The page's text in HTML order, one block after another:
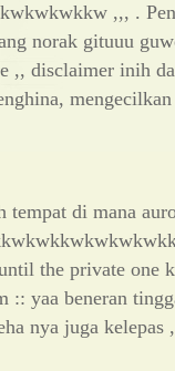
,,, .
norak gituuu
,, disclaimer inih
tempat di mana
the private
:: yaa beneran
nya juga kelepas